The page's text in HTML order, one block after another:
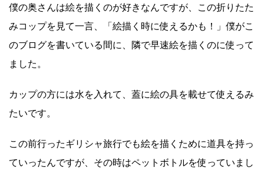
僕の奥さんは絵を描くのが好きなんですが、この折りたた
みコップを見て一言、「絵描く時に使えるかも！」僕がこ
のブログを書いている間に、隣で早速絵を描くのに使って
ました。
カップの方には水を入れて、蓋に絵の具を載せて使えるみ
たいです。
この前行ったギリシャ旅行でも絵を描くために道具を持っ
ていったんですが、その時はペットボトルを使っていまし